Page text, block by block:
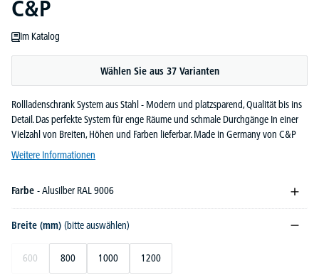
C&P
Im Katalog
Wählen Sie aus 37 Varianten
Rollladenschrank System aus Stahl - Modern und platzsparend, Qualität bis ins
Detail. Das perfekte System für enge Räume und schmale Durchgänge In einer
Vielzahl von Breiten, Höhen und Farben lieferbar. Made in Germany von C&P
Weitere Informationen
Farbe - Alusilber RAL 9006
Breite (mm) (bitte auswählen)
600 800 1000 1200